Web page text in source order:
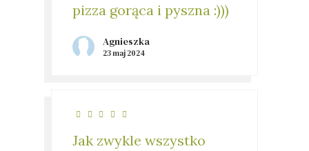
pizza gorąca i pyszna :)))
Agnieszka
23 maj 2024
Jak zwykle wszystko